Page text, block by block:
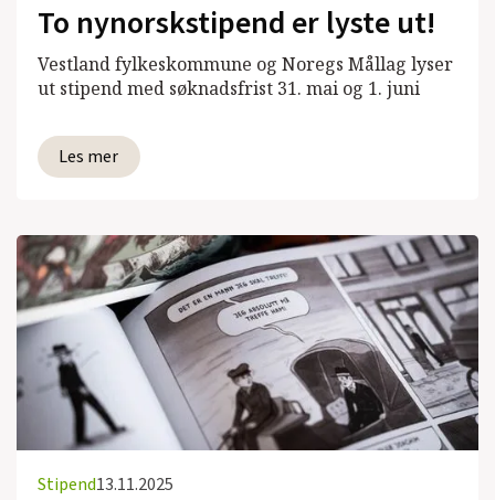
To nynorskstipend er lyste ut!
Vestland fylkeskommune og Noregs Mållag lyser
ut stipend med søknadsfrist 31. mai og 1. juni
Les mer
Stipend13.11.2025